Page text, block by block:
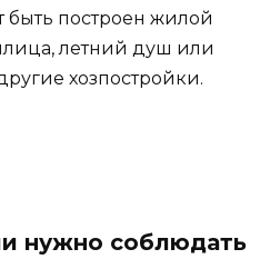
быть построен жилой
летний душ или
хозпостройки.
нужно соблюдать